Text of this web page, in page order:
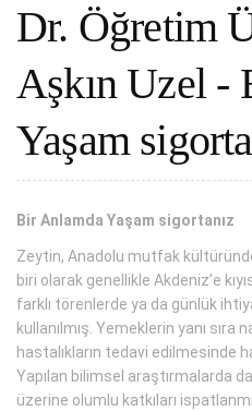
Dr. Öğretim
Aşkın Uzel -
Yaşam
Bir Anlamda Yaşam sigortanız
Zeytin, Anadolu mutfak
biri olarak genellikle Akdeniz’e
farklı törenlerde ya da günlük
kullanılmış. Yemeklerin yanı
hastalıkların tedavi edilmesinde
Yapılan bilimsel araştırmalarda
üzerine olumlu katkıları